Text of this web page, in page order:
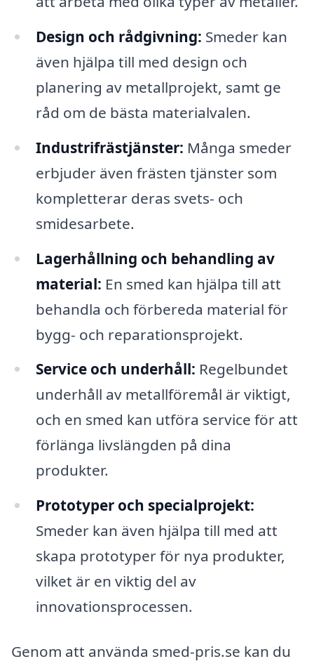
Design och rådgivning: Smeder kan
även hjälpa till med design och
planering av metallprojekt, samt ge
råd om de bästa materialvalen.
Industrifrästjänster: Många smeder
erbjuder även frästen tjänster som
kompletterar deras svets- och
smidesarbete.
Lagerhållning och behandling av
material: En smed kan hjälpa till att
behandla och förbereda material för
bygg- och reparationsprojekt.
Service och underhåll: Regelbundet
underhåll av metallföremål är viktigt,
och en smed kan utföra service för att
förlänga livslängden på dina
produkter.
Prototyper och specialprojekt:
Smeder kan även hjälpa till med att
skapa prototyper för nya produkter,
vilket är en viktig del av
innovationsprocessen.
Genom att använda smed-pris.se kan du